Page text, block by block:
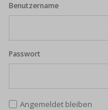
Benutzername
Passwort
Angemeldet bleiben